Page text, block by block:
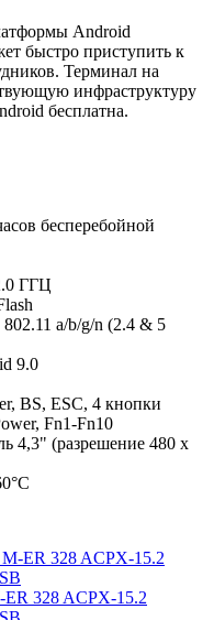
Android
быстро приступить к
Терминал на
инфраструктуру
бесплатна.
бесперебойной
ГГЦ
a/b/g/n (2.4 & 5
9.0
BS, ESC, 4 кнопки
Fn1-Fn10
4,3" (разрешение 480 x
328 ACPX-15.2